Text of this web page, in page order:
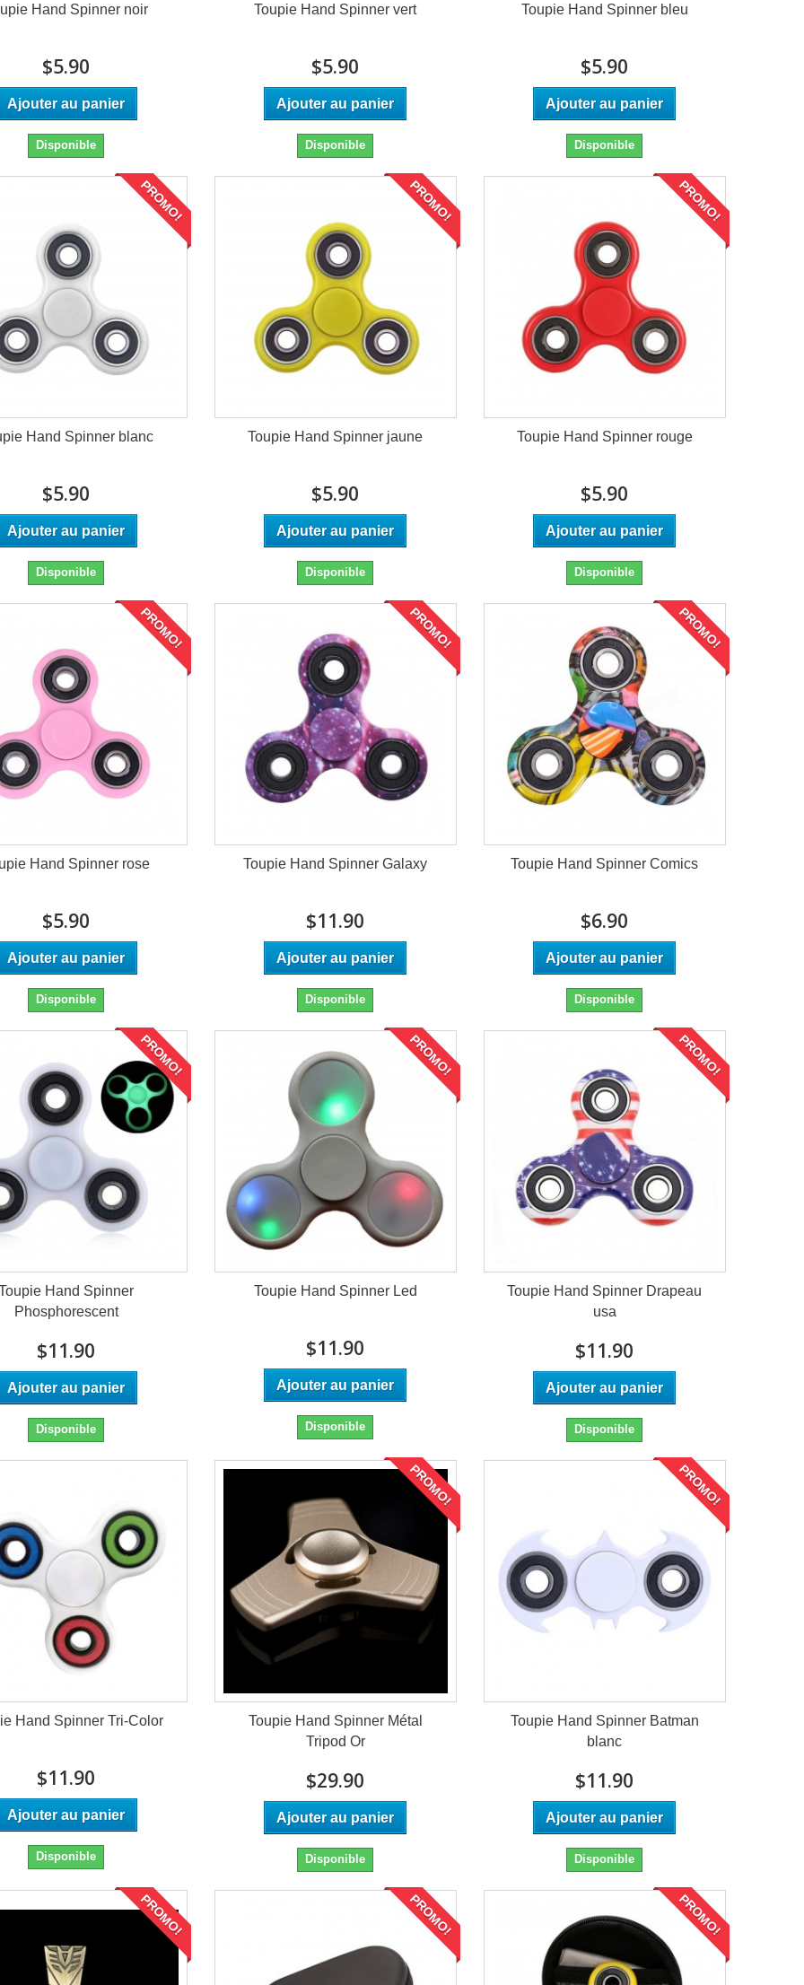
Hand Spinner noir
$5.90
Ajouter au panier
Disponible
Toupie Hand Spinner vert
$5.90
Ajouter au panier
Disponible
Toupie Hand Spinner bleu
$5.90
Ajouter au panier
Disponible
PROMO!
Hand Spinner blanc
$5.90
Ajouter au panier
Disponible
PROMO!
Toupie Hand Spinner jaune
$5.90
Ajouter au panier
Disponible
PROMO!
Toupie Hand Spinner rouge
$5.90
Ajouter au panier
Disponible
PROMO!
Hand Spinner rose
$5.90
Ajouter au panier
Disponible
PROMO!
Toupie Hand Spinner Galaxy
$11.90
Ajouter au panier
Disponible
PROMO!
Toupie Hand Spinner Comics
$6.90
Ajouter au panier
Disponible
PROMO!
Hand Spinner
Phosphorescent
$11.90
Ajouter au panier
Disponible
PROMO!
Toupie Hand Spinner Led
$11.90
Ajouter au panier
Disponible
PROMO!
Toupie Hand Spinner Drapeau
usa
$11.90
Ajouter au panier
Disponible
Hand Spinner Tri-Color
$11.90
Ajouter au panier
Disponible
PROMO!
Toupie Hand Spinner Métal
Tripod Or
$29.90
Ajouter au panier
Disponible
PROMO!
Toupie Hand Spinner Batman
blanc
$11.90
Ajouter au panier
Disponible
PROMO! PROMO! PROMO!